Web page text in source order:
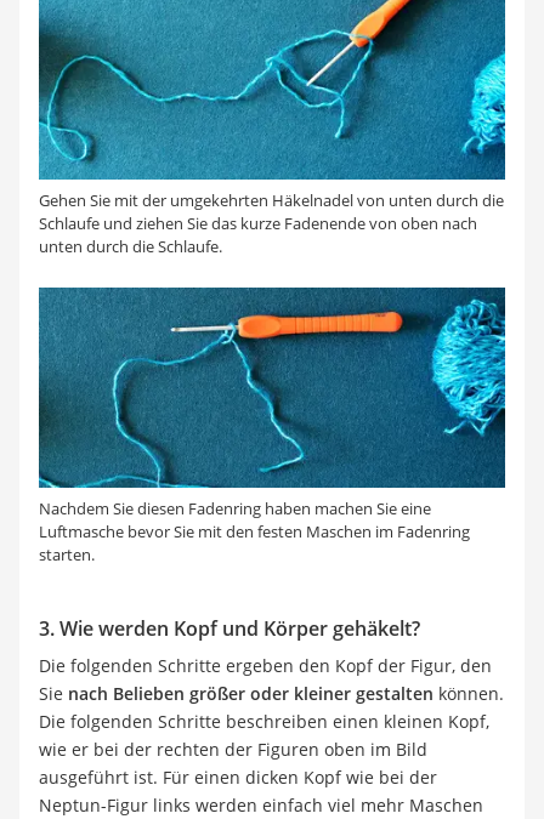
Gehen Sie mit der umgekehrten Häkelnadel von unten durch die
Schlaufe und ziehen Sie das kurze Fadenende von oben nach
unten durch die Schlaufe.
Nachdem Sie diesen Fadenring haben machen Sie eine
Luftmasche bevor Sie mit den festen Maschen im Fadenring
starten.
3. Wie werden Kopf und Körper gehäkelt?
Die folgenden Schritte ergeben den Kopf der Figur, den
Sie nach Belieben größer oder kleiner gestalten können.
Die folgenden Schritte beschreiben einen kleinen Kopf,
wie er bei der rechten der Figuren oben im Bild
ausgeführt ist. Für einen dicken Kopf wie bei der
Neptun-Figur links werden einfach viel mehr Maschen